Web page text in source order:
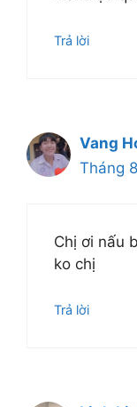
Trả lời
Vang
Tháng
Chị ơi nấu
ko chị
Trả lời